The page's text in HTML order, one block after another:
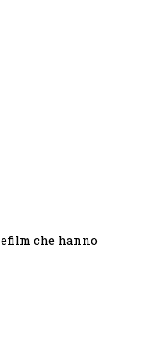
che hanno